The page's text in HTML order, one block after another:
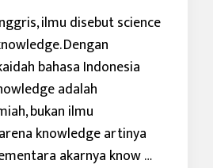
ilmu disebut science
Dengan
bahasa Indonesia
adalah
bukan ilmu
knowledge artinya
akarnya know …